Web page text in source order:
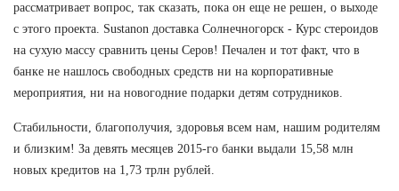
рассматривает вопрос, так сказать, пока он еще не решен, о выходе
с этого проекта. Sustanon доставка Солнечногорск - Курс стероидов
на сухую массу сравнить цены Серов! Печален и тот факт, что в
банке не нашлось свободных средств ни на корпоративные
мероприятия, ни на новогодние подарки детям сотрудников.
Стабильности, благополучия, здоровья всем нам, нашим родителям
и близким! За девять месяцев 2015-го банки выдали 15,58 млн
новых кредитов на 1,73 трлн рублей.